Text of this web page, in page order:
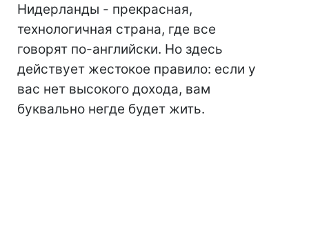
Нидерланды - прекрасная,
технологичная страна, где все
говорят по-английски. Но здесь
действует жестокое правило: если у
вас нет высокого дохода, вам
буквально негде будет жить.